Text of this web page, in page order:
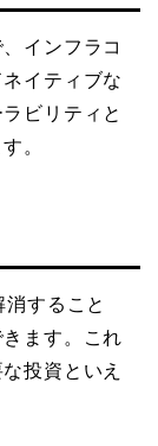
インフラコ
イティブな
ビリティと
。
すること
ます。これ
投資といえ